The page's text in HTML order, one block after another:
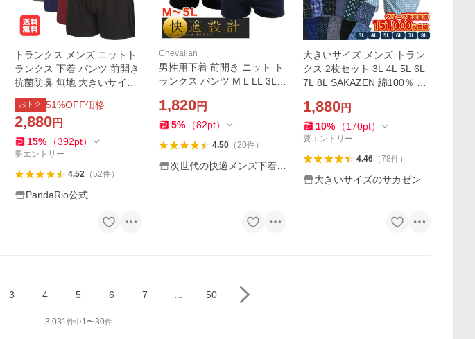
トランクス メンズ ニットト
ランクス 下着 パンツ 前開き
抗菌防臭 無地 大きいサイズ
m-4xl 3枚セット インナー 肌
に優しい ブラック サラサラ
春夏秋冬 LHT
おトク 51%OFF価格
2,880円
15% （392pt）
要エントリー
4.52（52件）
PandaRio公式
Chevalian
男性用下着 前開き ニット ト
ランクス パンツ M L LL 3L 4
料無 下着 4枚セット
1,820円
5% （82pt）
4.50（20件）
次世代の快適メンズ下着専
大きいサイズ メンズ トラン
クス 2枚セット 3L 4L 5L 6L
7L 8L SAKAZEN 綿100％ 抗
ボタン閉じ セット肌着 INAL
L
1,880円
10% （170pt）
要エントリー
4.46（78件）
大きいサイズのサカゼン
3 4 5 6 7 50
3,031件中1〜30件